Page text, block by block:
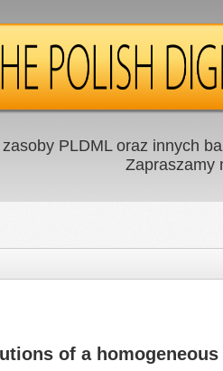
zasoby PLDML oraz innych
Zapraszamy
of a